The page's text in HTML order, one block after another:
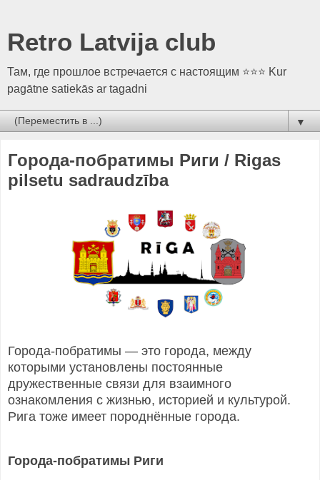
Retro Latvija club
Там, где прошлое встречается с настоящим ⭐⭐⭐ Kur
pagātne satiekās ar tagadni
▼
Города-побратимы Риги / Rigas
pilsetu sadraudzība
Города-побратимы — это города, между
которыми установлены постоянные
дружественные связи для взаимного
ознакомления с жизнью, историей и культурой.
Рига тоже имеет породнённые города.
Города-побратимы Риги